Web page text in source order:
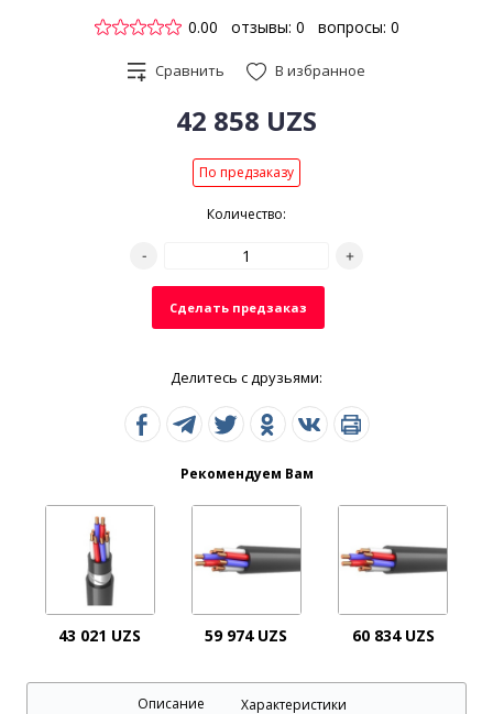
0.00 отзывы: 0 вопросы: 0
Сравнить В избранное
42 858 UZS
Количество:
По предзаказу
Сделать предзаказ
Делитесь с друзьями:
Рекомендуем Вам
43 021 UZS 59 974 UZS 60 834 UZS
Описание Характеристики